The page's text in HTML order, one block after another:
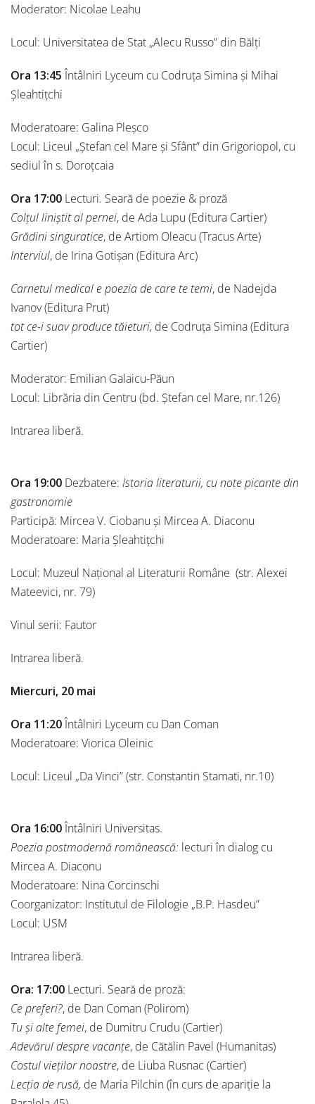
Moderator: Nicolae Leahu
Locul: Universitatea de Stat „Alecu Russo” din Bălți
Ora 13:45 Întâlniri Lyceum cu Codruța Simina și Mihai
Șleahtițchi
Moderatoare: Galina Pleșco
Locul: Liceul „Ştefan cel Mare şi Sfânt” din Grigoriopol, cu
sediul în s. Doroţcaia
Ora 17:00 Lecturi. Seară de poezie & proză
Colțul liniștit al pernei, de Ada Lupu (Editura Cartier)
Grădini singuratice, de Artiom Oleacu (Tracus Arte)
Interviul, de Irina Gotișan (Editura Arc)
Carnetul medical e poezia de care te temi, de Nadejda
Ivanov (Editura Prut)
tot ce-i suav produce tăieturi, de Codruța Simina (Editura
Cartier)
Moderator: Emilian Galaicu-Păun
Locul: Librăria din Centru (bd. Ștefan cel Mare, nr.126)
Intrarea liberă.
Ora 19:00 Dezbatere: Istoria literaturii, cu note picante din
gastronomie
Participă: Mircea V. Ciobanu și Mircea A. Diaconu
Moderatoare: Maria Șleahtițchi
Locul: Muzeul Național al Literaturii Române (str. Alexei
Mateevici, nr. 79)
Vinul serii: Fautor
Intrarea liberă.
Miercuri, 20 mai
Ora 11:20Întâlniri Lyceum cu Dan Coman
Moderatoare: Viorica Oleinic
Locul: Liceul „Da Vinci” (str. Constantin Stamati, nr.10)
Ora 16:00Întâlniri Universitas.
Poezia postmodernă românească: lecturi în dialog cu
Mircea A. Diaconu
Moderatoare: Nina Corcinschi
Coorganizator: Institutul de Filologie „B.P. Hasdeu”
Locul: USM
Intrarea liberă.
Ora: 17:00 Lecturi. Seară de proză:
Ce preferi?, de Dan Coman (Polirom)
Tu și alte femei, de Dumitru Crudu (Cartier)
Adevărul despre vacanțe, de Cătălin Pavel (Humanitas)
Costul vieților noastre, de Liuba Rusnac (Cartier)
Lecția de rusă, de Maria Pilchin (în curs de apariție la